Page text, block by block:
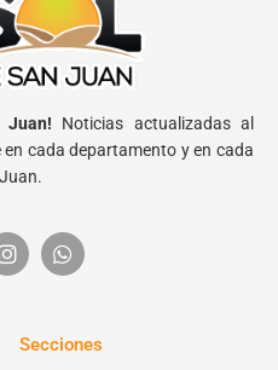
Juan! Noticias actualizadas al
cada departamento y en cada
Secciones